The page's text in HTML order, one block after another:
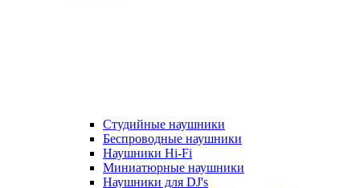
Студийные наушники
Беспроводные наушники
Наушники Hi-Fi
Миниатюрные наушники
Наушники для DJ's